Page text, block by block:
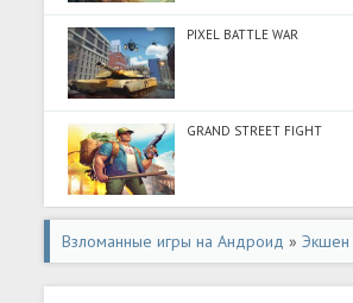
PIXEL BATTLE WAR
GRAND STREET FIGHT
Взломанные игры на Андроид »Экшен
????? ???? (Много денег) на Андроид